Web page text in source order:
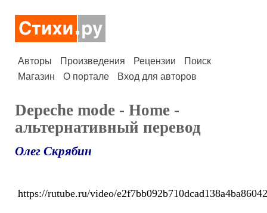
Авторы Произведения Рецензии
Поиск
Магазин
О портале Вход для авторов
Depeche mode - Home -
альтернативный перевод
Олег Скрябин
https://rutube.ru/video/